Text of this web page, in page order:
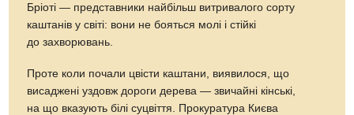
Бріоті — представники найбільш витривалого сорту
каштанів у світі: вони не бояться молі і стійкі
до захворювань.
Проте коли почали цвісти каштани, виявилося, що
висаджені уздовж дороги дерева — звичайні кінські,
на що вказують білі суцвіття. Прокуратура Києва